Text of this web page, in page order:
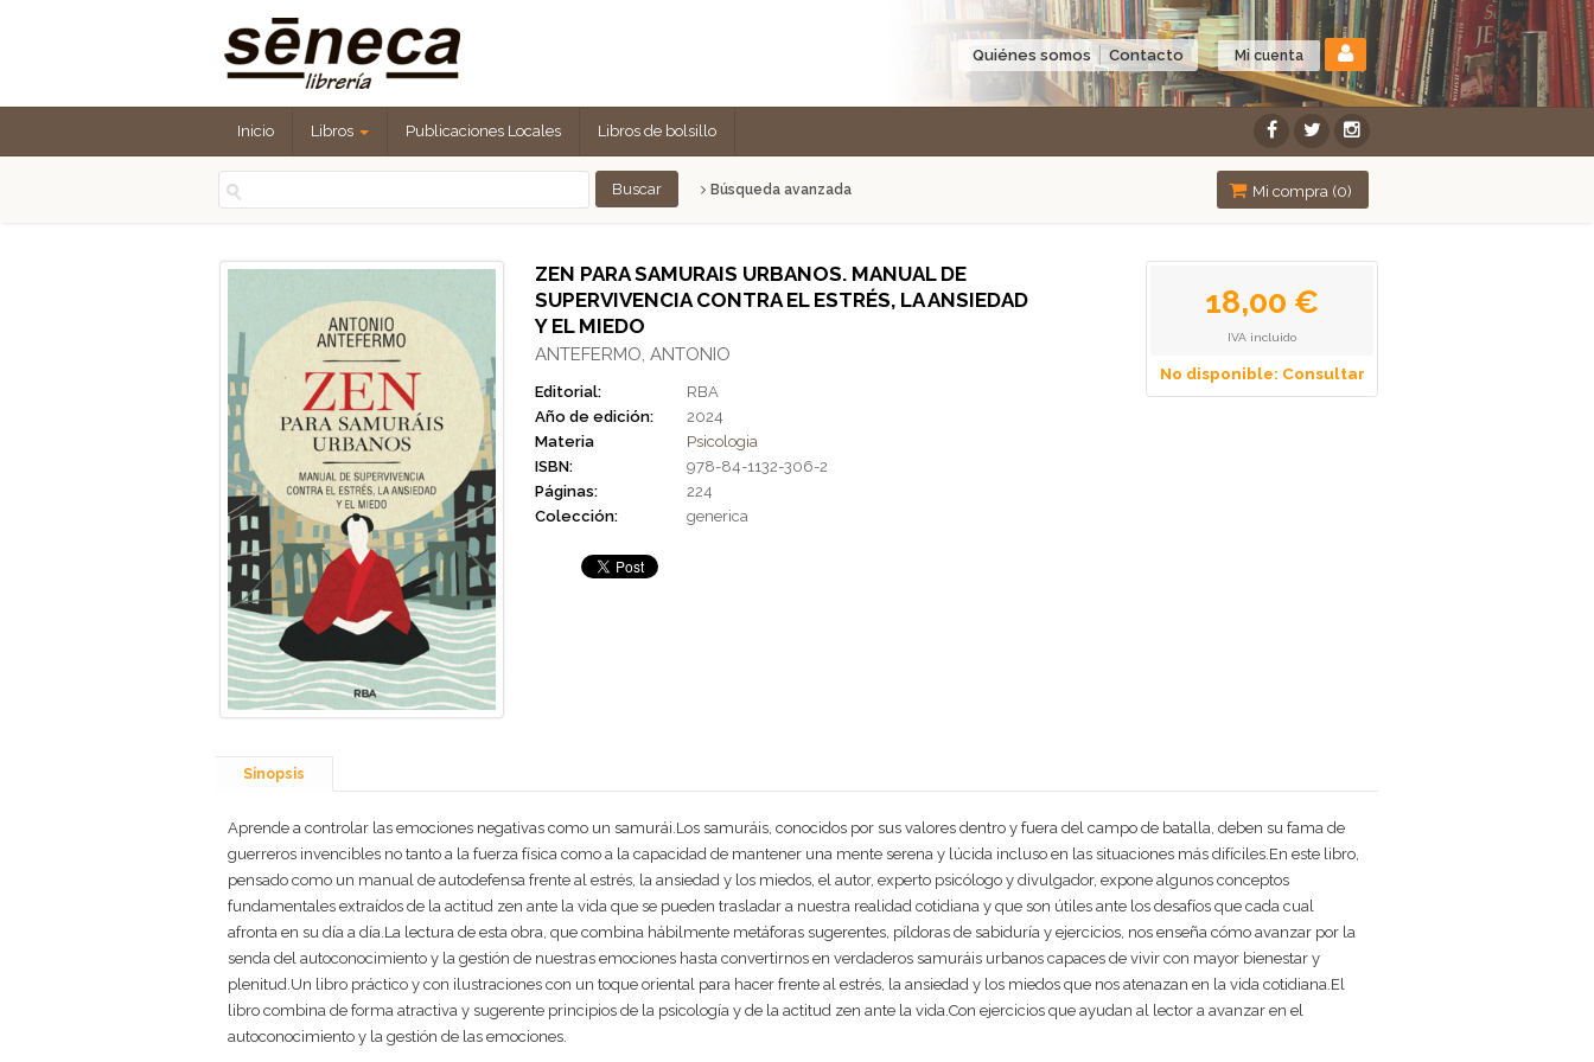
Mi cuenta
Quiénes somos Contacto
Inicio Libros Publicaciones Locales Libros de bolsillo
Búsqueda avanzada Mi compra (0)
ZEN PARA SAMURAIS URBANOS. MANUAL DE
SUPERVIVENCIA CONTRA EL ESTRÉS, LA ANSIEDAD
Y EL MIEDO
ANTEFERMO, ANTONIO
Editorial:
RBA
Año de edición:
2024
Materia
Psicologia
ISBN:
978-84-1132-306-2
Páginas:
224
Colección:
generica
18,00 €
IVA incluido
No disponible: Consultar
Sinopsis
Aprende a controlar las emociones negativas como un samurái.Los samuráis, conocidos por sus valores dentro y fuera del campo de batalla, deben su fama de
guerreros invencibles no tanto a la fuerza física como a la capacidad de mantener una mente serena y lúcida incluso en las situaciones más difíciles.En este libro,
pensado como un manual de autodefensa frente al estrés, la ansiedad y los miedos, el autor, experto psicólogo y divulgador, expone algunos conceptos
fundamentales extraídos de la actitud zen ante la vida que se pueden trasladar a nuestra realidad cotidiana y que son útiles ante los desafíos que cada cual
afronta en su día a día.La lectura de esta obra, que combina hábilmente metáforas sugerentes, píldoras de sabiduría y ejercicios, nos enseña cómo avanzar por la
senda del autoconocimiento y la gestión de nuestras emociones hasta convertirnos en verdaderos samuráis urbanos capaces de vivir con mayor bienestar y
plenitud.Un libro práctico y con ilustraciones con un toque oriental para hacer frente al estrés, la ansiedad y los miedos que nos atenazan en la vida cotidiana.El
libro combina de forma atractiva y sugerente principios de la psicología y de la actitud zen ante la vida.Con ejercicios que ayudan al lector a avanzar en el
autoconocimiento y la gestión de las emociones.